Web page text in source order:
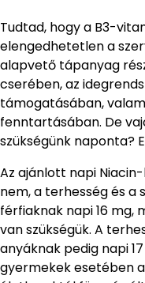
Tudtad, hogy a B3-
elengedhetetlen a
alapvető tápanyag
cserében, az
támogatásában,
fenntartásában. De
szükségünk naponta?
Az ajánlott napi
nem, a terhesség és a
férfiaknak napi 16 mg,
van szükségük. A
anyáknak pedig napi
gyermekek esetében